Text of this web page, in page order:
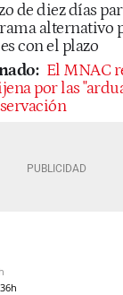
de diez días
alternativo
con el plazo
El MNAC
por las